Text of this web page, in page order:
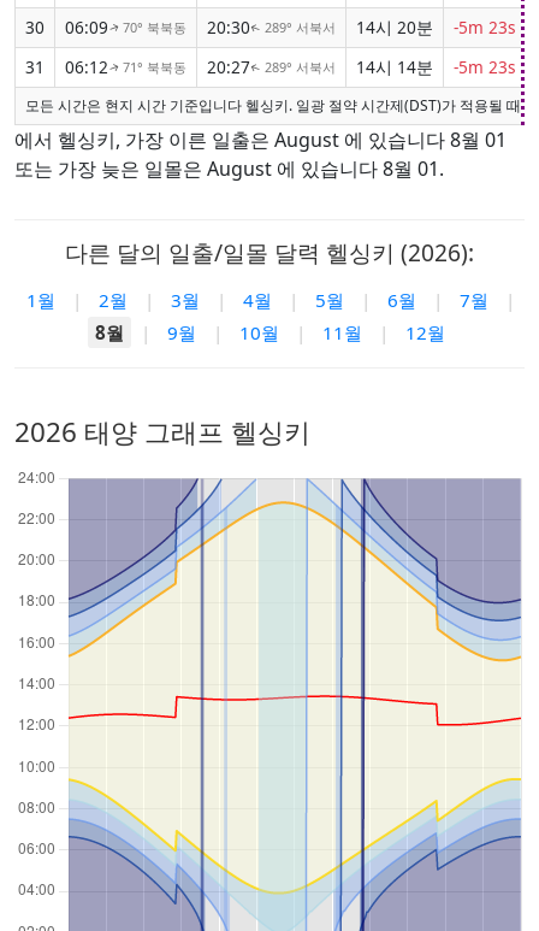
30
06:09↑70° 북북동 20:30↑ 289° 서북서 14시 20분
-5m 23s
31
06:12↑71° 북북동 20:27↑ 289° 서북서 14시 14분 -5m 23s
모든 시간은 현지 시간 기준입니다 헬싱키. 일광 절약 시간제(DST)가 적용될 때
에서 헬싱키, 가장 이른 일출은 August 에 있습니다 8월 01
또는 가장 늦은 일몰은 August 에 있습니다 8월 01.
다른 달의 일출/일몰 달력 헬싱키 (2026):
1월 | 2월 | 3월 | 4월 | 5월 | 6월 | 7월
|
8월
| 9월 | 10월 | 11월 | 12월
2026 태양 그래프 헬싱키